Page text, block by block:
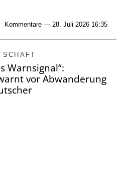
Kommentare — 28. Juli 2026 16:35
Warnsignal“:
vor Abwanderung